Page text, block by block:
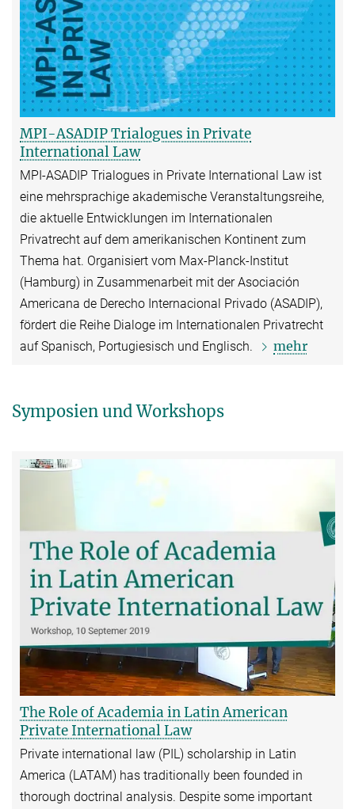
MPI-ASADIP Trialogues in Private
International Law
MPI-ASADIP Trialogues in Private International Law ist
eine mehrsprachige akademische Veranstaltungsreihe,
die aktuelle Entwicklungen im Internationalen
Privatrecht auf dem amerikanischen Kontinent zum
Thema hat. Organisiert vom Max-Planck-Institut
(Hamburg) in Zusammenarbeit mit der Asociación
Americana de Derecho Internacional Privado (ASADIP),
fördert die Reihe Dialoge im Internationalen Privatrecht
auf Spanisch, Portugiesisch und Englisch.
mehr
Symposien und Workshops
The Role of Academia in Latin American
Private International Law
Private international law (PIL) scholarship in Latin
America (LATAM) has traditionally been founded in
thorough doctrinal analysis. Despite some important